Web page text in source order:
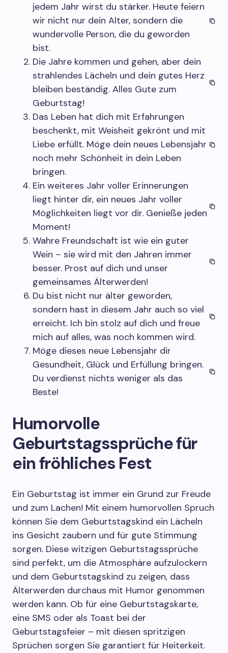
jedem Jahr wirst du stärker. Heute feiern
wir nicht nur dein Alter, sondern die
wundervolle Person, die du geworden
bist.
Die Jahre kommen und gehen, aber dein
strahlendes Lächeln und dein gutes Herz
bleiben beständig. Alles Gute zum
Geburtstag!
Das Leben hat dich mit Erfahrungen
beschenkt, mit Weisheit gekrönt und mit
Liebe erfüllt. Möge dein neues Lebensjahr
noch mehr Schönheit in dein Leben
bringen.
Ein weiteres Jahr voller Erinnerungen
liegt hinter dir, ein neues Jahr voller
Möglichkeiten liegt vor dir. Genieße jeden
Moment!
Wahre Freundschaft ist wie ein guter
Wein – sie wird mit den Jahren immer
besser. Prost auf dich und unser
gemeinsames Älterwerden!
Du bist nicht nur älter geworden,
sondern hast in diesem Jahr auch so viel
erreicht. Ich bin stolz auf dich und freue
mich auf alles, was noch kommen wird.
Möge dieses neue Lebensjahr dir
Gesundheit, Glück und Erfüllung bringen.
Du verdienst nichts weniger als das
Beste!
Humorvolle
Geburtstagssprüche für
ein fröhliches Fest
Ein Geburtstag ist immer ein Grund zur Freude
und zum Lachen! Mit einem humorvollen Spruch
können Sie dem Geburtstagskind ein Lächeln
ins Gesicht zaubern und für gute Stimmung
sorgen. Diese witzigen Geburtstagssprüche
sind perfekt, um die Atmosphäre aufzulockern
und dem Geburtstagskind zu zeigen, dass
Älterwerden durchaus mit Humor genommen
werden kann. Ob für eine Geburtstagskarte,
eine SMS oder als Toast bei der
Geburtstagsfeier – mit diesen spritzigen
Sprüchen sorgen Sie garantiert für Heiterkeit.